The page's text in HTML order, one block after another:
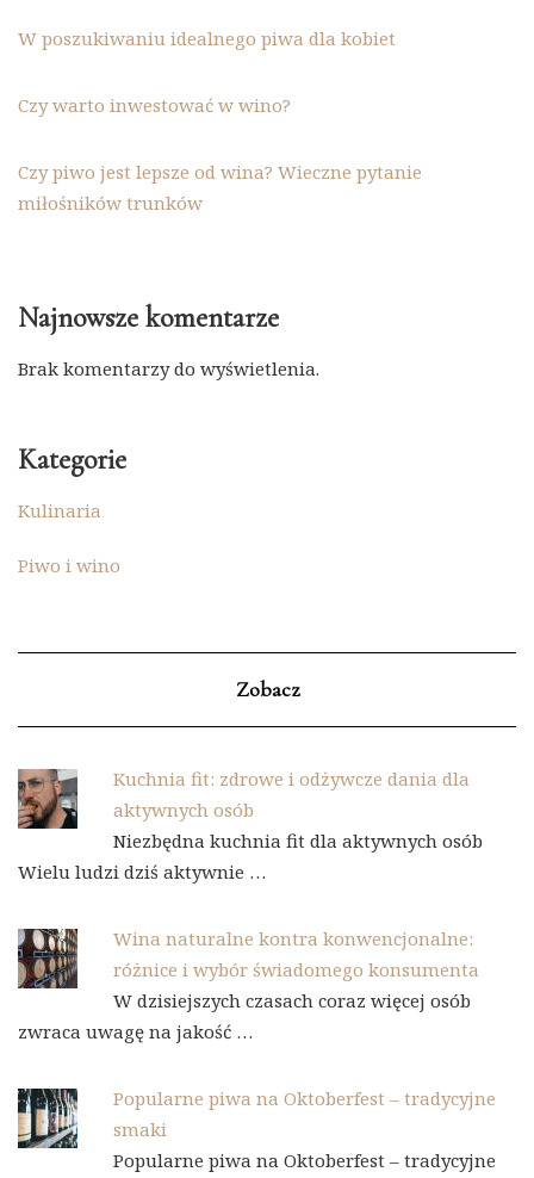
W poszukiwaniu idealnego piwa dla kobiet
Czy warto inwestować w wino?
Czy piwo jest lepsze od wina? Wieczne pytanie
miłośników trunków
Najnowsze komentarze
Brak komentarzy do wyświetlenia.
Kategorie
Kulinaria
Piwo i wino
Zobacz
Kuchnia fit: zdrowe i odżywcze dania dla
aktywnych osób
Niezbędna kuchnia fit dla aktywnych osób
Wielu ludzi dziś aktywnie …
Wina naturalne kontra konwencjonalne:
różnice i wybór świadomego konsumenta
W dzisiejszych czasach coraz więcej osób
zwraca uwagę na jakość …
Popularne piwa na Oktoberfest – tradycyjne
smaki
Popularne piwa na Oktoberfest – tradycyjne